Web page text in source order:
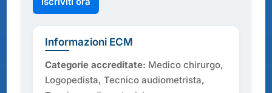
Informazioni ECM
Categorie accreditate: Medico chirurgo,
Logopedista, Tecnico audiometrista,